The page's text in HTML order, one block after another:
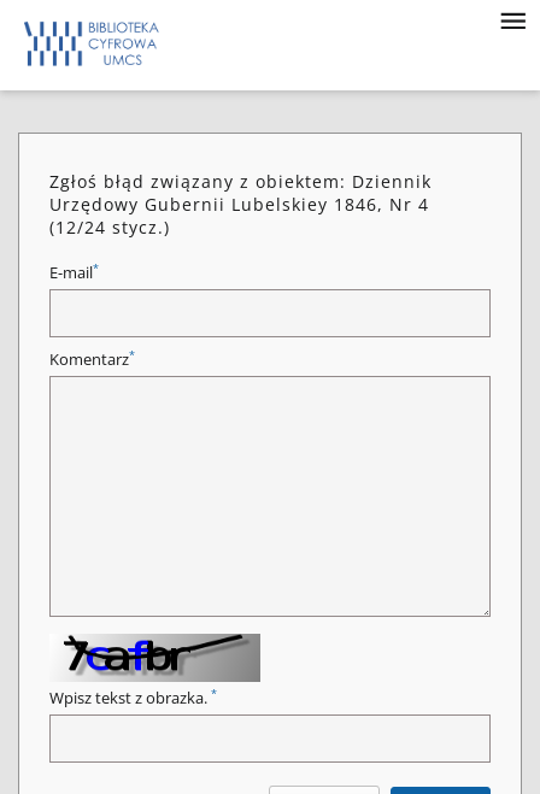
Zgłoś błąd związany z obiektem: Dziennik
Urzędowy Gubernii Lubelskiey 1846, Nr 4
(12/24 stycz.)
E-mail*
Komentarz*
Wpisz tekst z obrazka. *